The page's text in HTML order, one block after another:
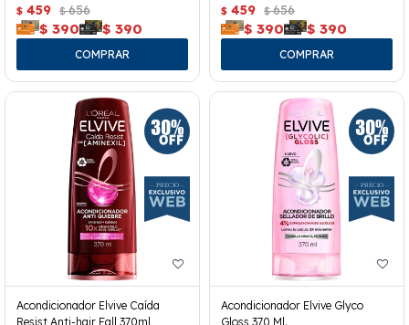
$ 459 $ 656
$ 390 $ 390
$ 459 $ 656
$ 390 $ 390
Acondicionador Elvive Caída
Resist Anti-hair Fall 370ml
Acondicionador Elvive Glyco
Gloss 370 Ml.